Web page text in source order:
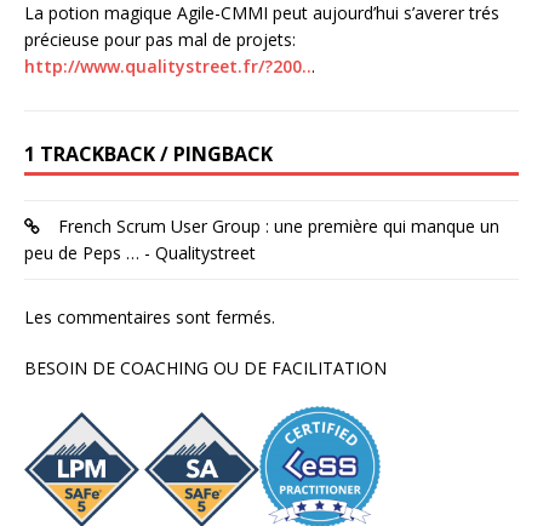
La potion magique Agile-CMMI peut aujourd’hui s’averer trés
précieuse pour pas mal de projets:
http://www.qualitystreet.fr/?200...
1 TRACKBACK / PINGBACK
French Scrum User Group : une première qui manque un
peu de Peps … - Qualitystreet
Les commentaires sont fermés.
BESOIN DE COACHING OU DE FACILITATION